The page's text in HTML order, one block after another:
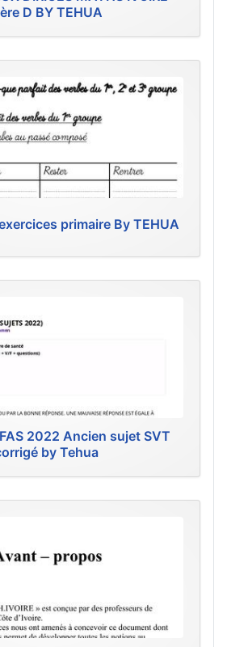
D BY TEHUA
primaire By TEHUA
2022 Ancien sujet SVT
by Tehua